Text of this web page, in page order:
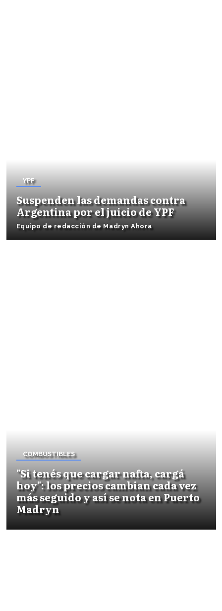
YPF
Suspenden las demandas contra
Argentina por el juicio de YPF
Equipo de redacción de Madryn Ahora
COMBUSTIBLES
"Si tenés que cargar nafta, cargá
hoy": los precios cambian cada vez
más seguido y así se nota en Puerto
Madryn